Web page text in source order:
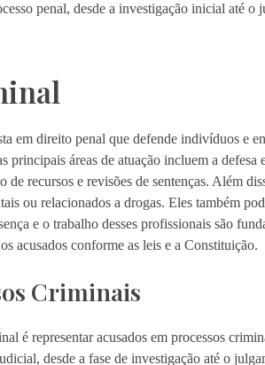
penal, desde a investigação inicial até
em direito penal que defende indivíduos e
principais áreas de atuação incluem a
de recursos e revisões de sentenças. Além
ou relacionados a drogas. Eles também
e o trabalho desses profissionais são
acusados conforme as leis e a Constituição.
Criminais
é representar acusados em processos
desde a fase de investigação até o